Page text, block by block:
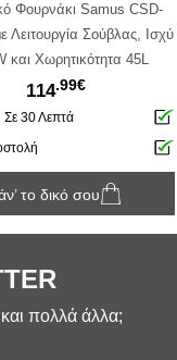
Φουρνάκι Samus CSD-
Λειτουργία Σούβλας, Ισχύ
και Χωρητικότητα 45L
114.99€
30 Λεπτά
το δικό σου
πολλά άλλα;